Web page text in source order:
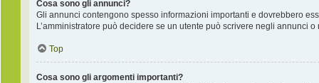
Cosa sono gli annunci?
Gli annunci contengono spesso informazioni importanti e dovrebbero
L’amministratore può decidere se un utente può scrivere negli annunci o
Top
Cosa sono gli argomenti importanti?